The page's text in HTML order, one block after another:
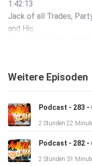
1:42:13
Jack of all Trades,
and His
Soon-To-Be Wife
Weitere Episoden
Podcast - 283 -
2 Stunden 22
2 Stunden 31